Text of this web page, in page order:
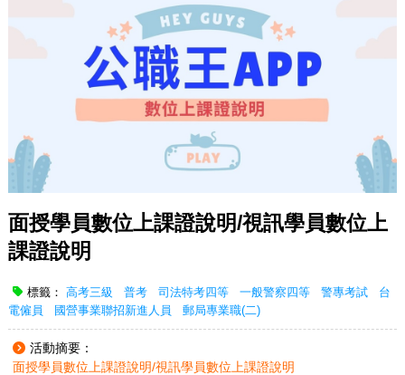
面授學員數位上課證說明/視訊學員數位上
課證說明
標籤： 高考三級 普考 司法特考四等 一般警察四等 警專考試
台
電僱員
國營事業聯招新進人員 郵局專業職(二)
活動摘要：
面授學員數位上課證說明/視訊學員數位上課證說明